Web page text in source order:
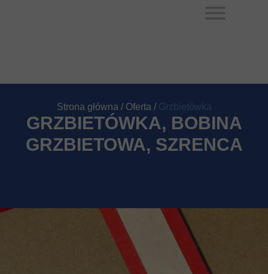
Strona główna / Oferta /Grzbietówka
GRZBIETÓWKA, BOBINA
GRZBIETOWA, SZRENCA